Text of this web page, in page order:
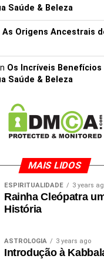
Saúde & Beleza
As Origens Ancestrais
Os Incríveis
Saúde & Beleza
MAIS LIDOS
ESPIRITUALIDADE 3 years
Rainha Cleópatra
História
ASTROLOGIA 3 years ago
Introdução à